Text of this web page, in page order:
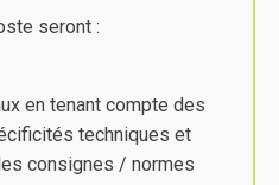
seront :
en tenant compte des
techniques et
consignes / normes